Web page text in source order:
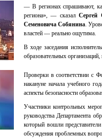
— В регионах спрашивают,
региона», — сказалСергей
Семеновича Собянина.
властей — реально ощутима.
В ходе заседания
образовательных
Проверки в соответствии с
накануне начала учебного
аспекты безопасности
Участники контрольных
руководства Департамента
который вошли
обсуждения проблемных